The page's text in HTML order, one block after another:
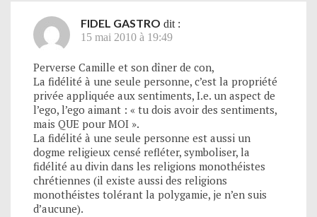
FIDEL GASTRO dit :
15 mai 2010 à 19:49
Perverse Camille et son dîner de con,
La fidélité à une seule personne, c’est la propriété
privée appliquée aux sentiments, I.e. un aspect de
l’ego, l’ego aimant : « tu dois avoir des sentiments,
mais QUE pour MOI ».
La fidélité à une seule personne est aussi un
dogme religieux censé refléter, symboliser, la
fidélité au divin dans les religions monothéistes
chrétiennes (il existe aussi des religions
monothéistes tolérant la polygamie, je n’en suis
d’aucune).